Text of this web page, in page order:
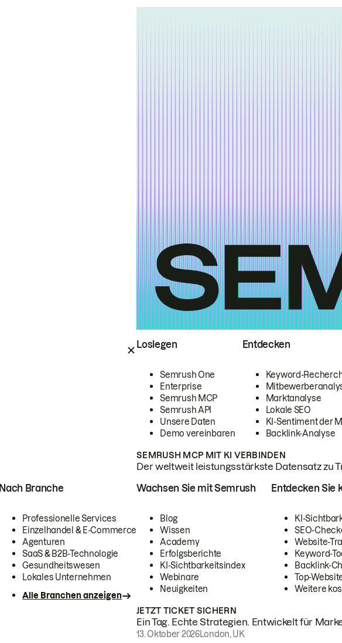
Loslegen
Semrush One
Enterprise
Semrush MCP
Semrush API
Unsere Daten
Demo vereinbaren
Entdecken
Keyword-
Marktanalyse
Lokale SEO
KI-Sentiment der
Backlink-Analyse
SEMRUSH MCP MIT KI VERBINDEN
Der weltweit leistungsstärkste Datensatz zu
Nach Branche
Professionelle Services
Einzelhandel & E-Commerce
Agenturen
SaaS & B2B-Technologie
Gesundheitswesen
Lokales Unternehmen
Alle Branchen anzeigen
Wachsen Sie mit Semrush
Blog
Wissen
Academy
Erfolgsberichte
KI-Sichtbarkeitsindex
Webinare
Neuigkeiten
Entdecken Sie
KI-
SEO-
Website-
Keyword-
Backlink-
Top-
Weitere
JETZT TICKET SICHERN
Ein Tag. Echte Strategien. Entwickelt für
13. Oktober 2026London, UK